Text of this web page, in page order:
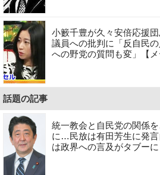
小籔千豊が久々安倍応援
議員への批判に「反自民
への野党の質問も変」【メ
話題の記事
統一教会と自民党の関係
に…民放は有田芳生に発
は政界への言及がタブーに